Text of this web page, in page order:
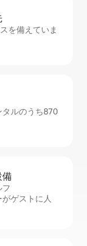
を備えていま
タルのうち870
備
ゲストに人